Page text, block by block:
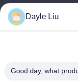
อีเมล
ที่อยู่ของเรา
Dayle Liu
Good day, what